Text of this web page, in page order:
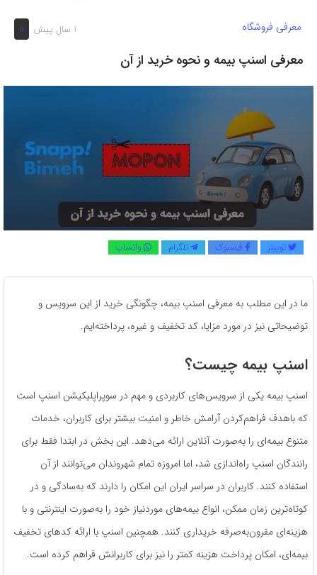
1 سال پیش 0 معرفی فروشگاه
معرفی اسنپ بیمه و نحوه خرید از آن
توییتر فیسبوک تلگرام واتساپ
ما در این مطلب به معرفی اسنپ بیمه، چگونگی خرید از این سرویس و
توضیحاتی نیز در مورد مزایا، کد تخفیف و غیره، پرداخته‌ایم.
اسنپ بیمه چیست؟
اسنپ بیمه یکی از سرویس‌های کاربردی و مهم در سوپراپلیکیشن اسنپ است
که باهدف فراهم‌کردن آرامش خاطر و امنیت بیشتر برای کاربران، خدمات
متنوع بیمه‌ای را به‌صورت آنلاین ارائه می‌دهد. این بخش در ابتدا فقط برای
رانندگان اسنپ راه‌اندازی شد، اما امروزه تمام شهروندان می‌توانند از آن
استفاده کنند. کاربران در سراسر ایران این امکان را دارند که به‌سادگی و در
کوتاه‌ترین زمان ممکن، انواع بیمه‌های موردنیاز خود را به‌صورت اینترنتی و با
هزینه‌ای مقرون‌به‌صرفه خریداری کنند. همچنین اسنپ با ارائه کدهای تخفیف
بیمه‌ای، امکان پرداخت هزینه کمتر را نیز برای کاربرانش فراهم کرده است.